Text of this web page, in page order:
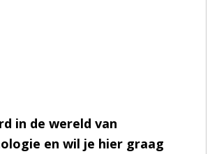
in de wereld van
en wil je hier graag